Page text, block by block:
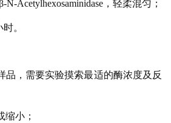
β-N-Acetylhexosaminidase，轻柔混匀；
。
品，需要实验摸索最适的酶浓度及反
缩小；